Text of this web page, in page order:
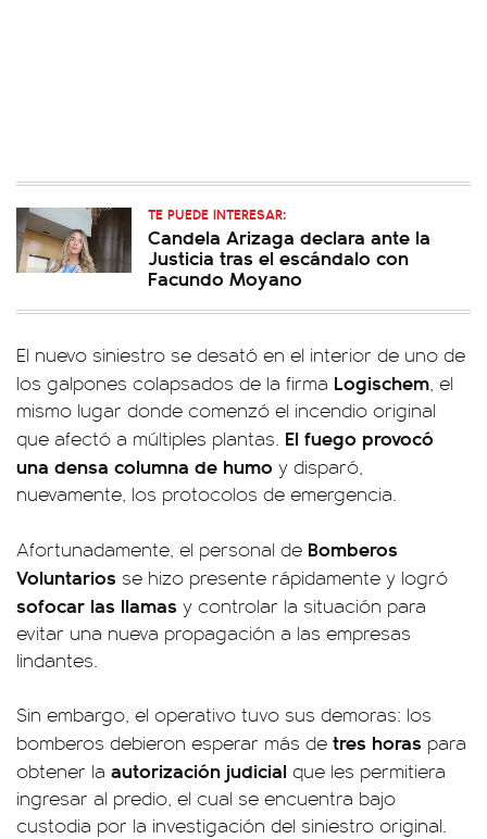
TE PUEDE INTERESAR:
Candela Arizaga declara ante la
Justicia tras el escándalo con
Facundo Moyano
El nuevo siniestro se desató en el interior de uno de
los galpones colapsados de la firma Logischem, el
mismo lugar donde comenzó el incendio original
que afectó a múltiples plantas. El fuego provocó
una densa columna de humo y disparó,
nuevamente, los protocolos de emergencia.
Afortunadamente, el personal de Bomberos
Voluntarios se hizo presente rápidamente y logró
sofocar las llamas y controlar la situación para
evitar una nueva propagación a las empresas
lindantes.
Sin embargo, el operativo tuvo sus demoras: los
bomberos debieron esperar más de tres horas para
obtener la autorización judicial que les permitiera
ingresar al predio, el cual se encuentra bajo
custodia por la investigación del siniestro original.